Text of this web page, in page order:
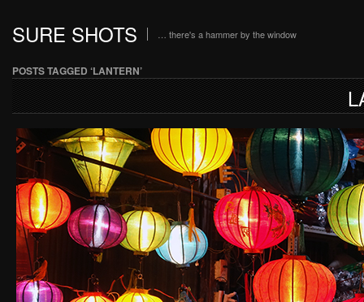
SURE SHOTS … there's a hammer by the window
POSTS TAGGED ‘LANTERN’